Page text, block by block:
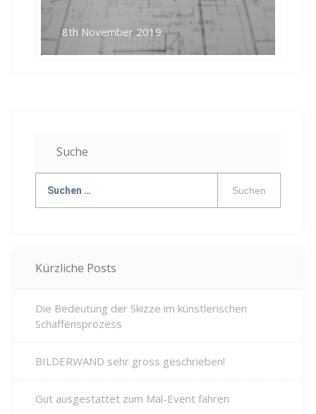
8th November 2019
Suche
nach:
Kürzliche Posts
Die Bedeutung der Skizze im künstlerischen
Schaffensprozess
BILDERWAND sehr gross geschrieben!
Gut ausgestattet zum Mal-Event fahren